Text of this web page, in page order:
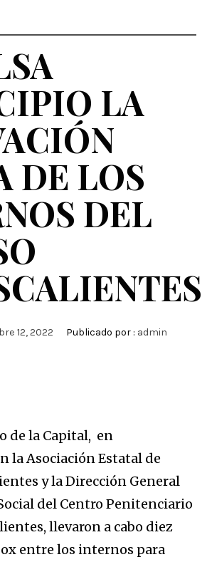
LA
DE LOS
DEL
12, 2022 Publicado por : admin
de la Capital, en
la Asociación Estatal de
y la Dirección General
del Centro Penitenciario
llevaron a cabo diez
entre los internos para